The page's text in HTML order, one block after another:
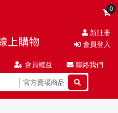
0
新註冊
會員登入
會員權益 聯絡我們
官方賣場商品